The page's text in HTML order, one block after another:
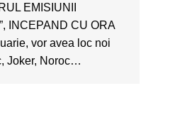
EMISIUNII
INCEPAND CU ORA
vor avea loc noi
Joker, Noroc…